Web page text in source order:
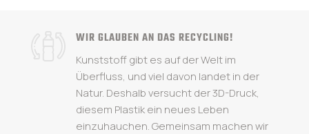
WIR GLAUBEN AN DAS RECYCLING!
Kunststoff gibt es auf der Welt im
Überfluss, und viel davon landet in der
Natur. Deshalb versucht der 3D-Druck,
diesem Plastik ein neues Leben
einzuhauchen. Gemeinsam machen wir